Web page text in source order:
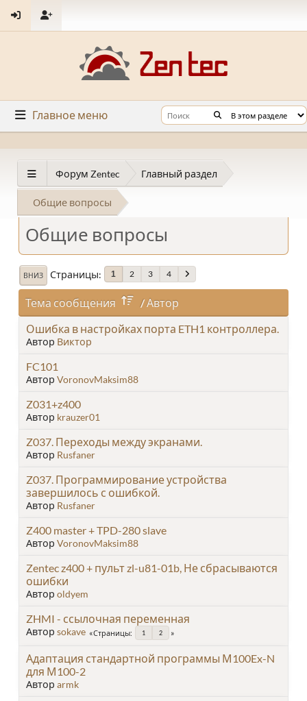
Главное меню
Форум Zentec Главный раздел
Общие вопросы
Общие вопросы
ВНИЗ Страницы 1 2 3 4
Тема сообщения / Автор
Ошибка в настройках порта ETH1 контроллера.
Автор Виктор
FC101
Автор VoronovMaksim88
Z031+z400
Автор krauzer01
Z037. Переходы между экранами.
Автор Rusfaner
Z037. Программирование устройства
завершилось с ошибкой.
Автор Rusfaner
Z400 master + TPD-280 slave
Автор VoronovMaksim88
Zentec z400 + пульт zl-u81-01b, Не сбрасываются
ошибки
Автор oldyem
ZHMI - ссылочная переменная
Автор sokave Страницы 1 2
Адаптация стандартной программы М100Ex-N
для М100-2
Автор armk